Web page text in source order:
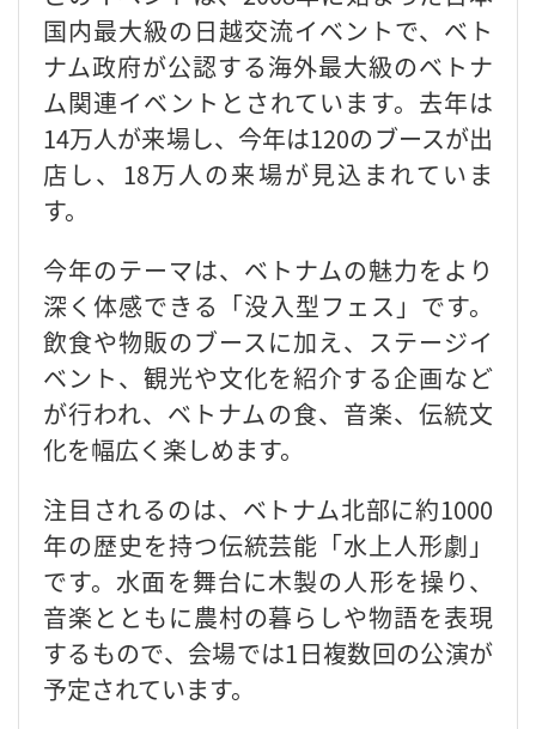
国内最大級の日越交流イベントで、ベト
ナム政府が公認する海外最大級のベトナ
ム関連イベントとされています。去年は
14万人が来場し、今年は120のブースが出
店し、18万人の来場が見込まれていま
す。
今年のテーマは、ベトナムの魅力をより
深く体感できる「没入型フェス」です。
飲食や物販のブースに加え、ステージイ
ベント、観光や文化を紹介する企画など
が行われ、ベトナムの食、音楽、伝統文
化を幅広く楽しめます。
注目されるのは、ベトナム北部に約1000
年の歴史を持つ伝統芸能「水上人形劇」
です。水面を舞台に木製の人形を操り、
音楽とともに農村の暮らしや物語を表現
するもので、会場では1日複数回の公演が
予定されています。